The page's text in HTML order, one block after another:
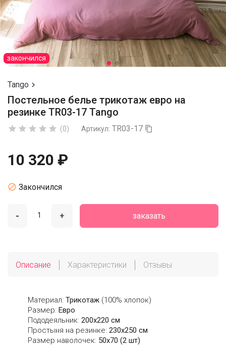
закончился
Tango 
Постельное белье трикотаж евро на
резинке TR03-17 Tango
     (0) Артикул: TR03-17 
10 320 ₽
 Закончился
- + заказать
Описание Характеристики Отзывы
Материал: Трикотаж (100% хлопок)
Размер: Евро
Пододеяльник: 200х220 см
Простыня на резинке: 230х250 см
Размер наволочек: 50x70 (2 шт)